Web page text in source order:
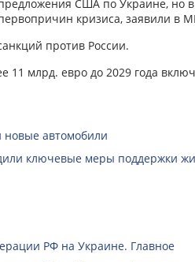
США по Украине, но в
кризиса, заявили в
против России.
11 млрд. евро до 2029 года
новые автомобили
ключевые меры поддержки
РФ на Украине. Главное